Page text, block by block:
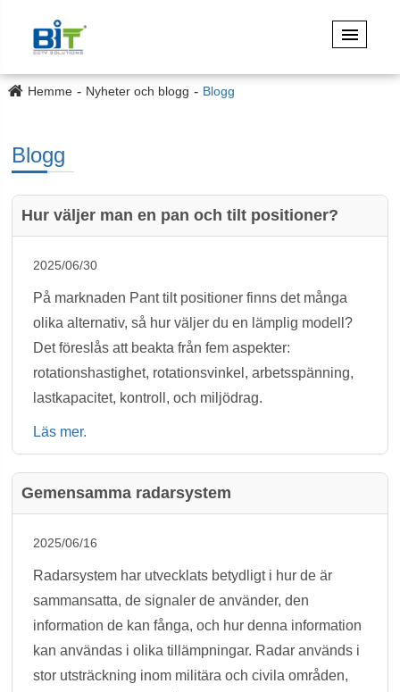
Hemme Nyheter och blogg Blogg
Blogg
Hur väljer man en pan och tilt positioner?
2025/06/30
På marknaden Pant tilt positioner finns det många
olika alternativ, så hur väljer du en lämplig modell?
Det föreslås att beakta från fem aspekter:
rotationshastighet, rotationsvinkel, arbetsspänning,
lastkapacitet, kontroll, och miljödrag.
Läs mer.
Gemensamma radarsystem
2025/06/16
Radarsystem har utvecklats betydligt i hur de är
sammansatta, de signaler de använder, den
information de kan fånga, och hur denna information
kan användas i olika tillämpningar. Radar används i
stor utsträckning inom militära och civila områden,